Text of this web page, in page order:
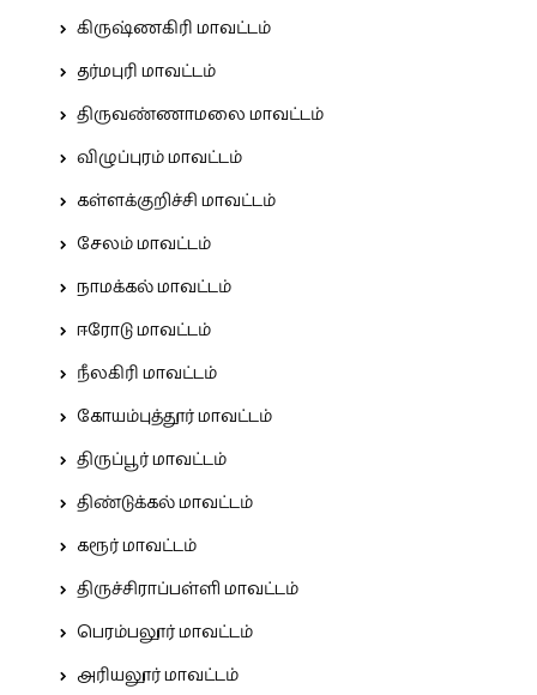
கிருஷ்ணகிரி மாவட்டம்
தர்மபுரி மாவட்டம்
திருவண்ணாமலை மாவட்டம்
விழுப்புரம் மாவட்டம்
கள்ளக்குறிச்சி மாவட்டம்
சேலம் மாவட்டம்
நாமக்கல் மாவட்டம்
ஈரோடு மாவட்டம்
நீலகிரி மாவட்டம்
கோயம்புத்தூர் மாவட்டம்
திருப்பூர் மாவட்டம்
திண்டுக்கல் மாவட்டம்
கரூர் மாவட்டம்
திருச்சிராப்பள்ளி மாவட்டம்
பெரம்பலூர் மாவட்டம்
அரியலூர் மாவட்டம்